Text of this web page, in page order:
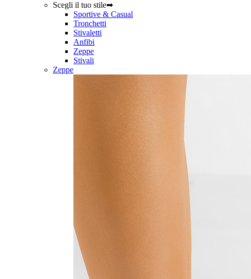
Scegli il tuo stile➡
Sportive & Casual
Tronchetti
Stivaletti
Anfibi
Zeppe
Stivali
Zeppe